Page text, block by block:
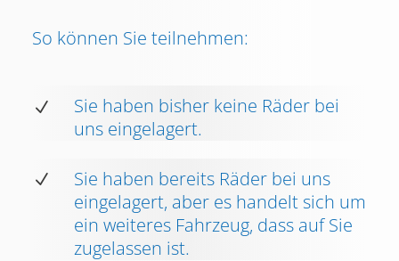
So können Sie teilnehmen:
N
Sie haben bisher keine Räder bei
uns eingelagert.
N
Sie haben bereits Räder bei uns
eingelagert, aber es handelt sich um
ein weiteres Fahrzeug, dass auf Sie
zugelassen ist.